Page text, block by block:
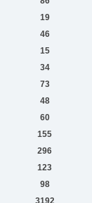
19
46
15
34
73
48
60
155
296
123
98
3192